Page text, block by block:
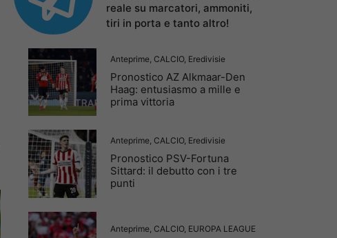
reale su marcatori, ammoniti,
tiri in porta e tanto altro!
Anteprime, CALCIO, Eredivisie
Pronostico AZ Alkmaar-Den
Haag: entusiasmo a mille e
prima vittoria
Anteprime, CALCIO, Eredivisie
Pronostico PSV-Fortuna
Sittard: il debutto con i tre
punti
Anteprime, CALCIO, EUROPA LEAGUE